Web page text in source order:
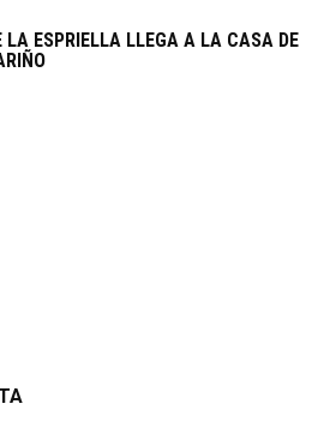
LA ESPRIELLA LLEGA A LA CASA DE